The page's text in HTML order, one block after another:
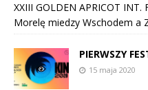
XXIII GOLDEN APRICOT INT.
Morelę miedzy Wschodem a
PIERWSZY
15 maja 2020